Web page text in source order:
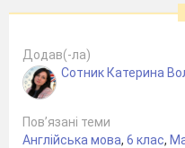
Додав(-ла)
Сотник Катерина
Пов’язані теми
Англійська мова, 6 клас,